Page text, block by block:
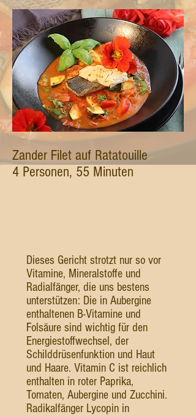
Zander Filet auf Ratatouille
4 Personen, 55 Minuten
Dieses Gericht strotzt nur so vor
Vitamine, Mineralstoffe und
Radialfänger, die uns bestens
unterstützen: Die in Aubergine
enthaltenen B-Vitamine und
Folsäure sind wichtig für den
Energiestoffwechsel, der
Schilddrüsenfunktion und Haut
und Haare. Vitamin C ist reichlich
enthalten in roter Paprika,
Tomaten, Aubergine und Zucchini.
Radikalfänger Lycopin in